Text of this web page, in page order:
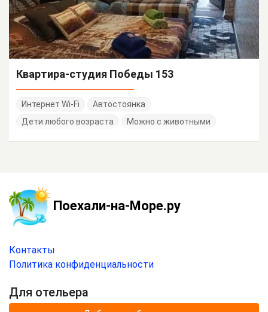
Квартира-студия Победы 153
Интернет Wi-Fi
Автостоянка
Дети любого возраста
Можно с животными
Поехали-на-Море.ру
Контакты
Политика конфиденциальности
Для отельера